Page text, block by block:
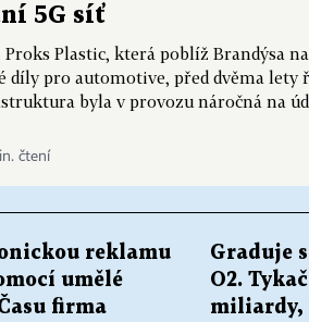
5G síť
Plastic, která poblíž Brandýsa
díly pro automotive, před dvěma lety
byla v provozu náročná na
čtení
reklamu
umělé
firma
Graduje
O2.
miliardy,